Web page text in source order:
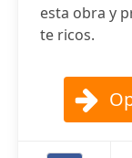
esta obra y
te ricos.